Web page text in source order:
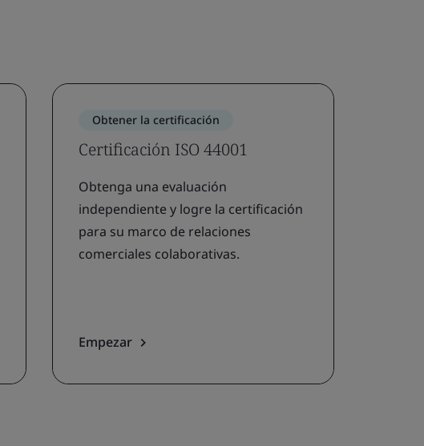
Obtener la certificación
Certificación ISO 44001
Obtenga una evaluación
independiente y logre la certificación
para su marco de relaciones
comerciales colaborativas.
Empezar